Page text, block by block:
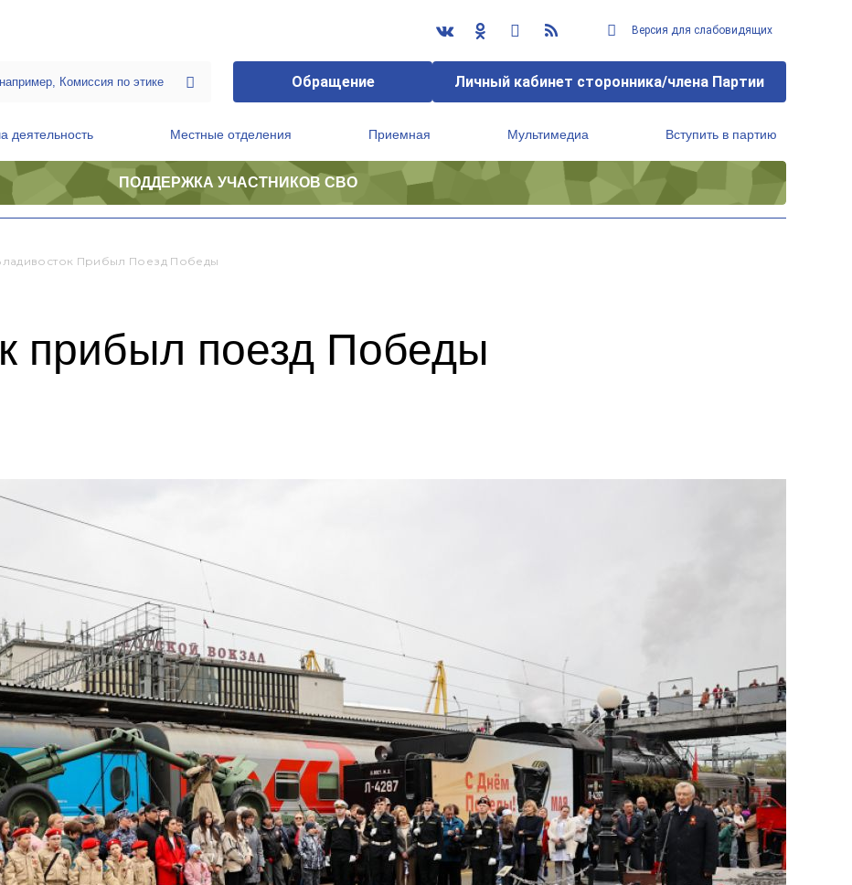
Версия для слабовидящих
Обращение Личный кабинет сторонника/члена Партии
деятельность Местные отделения Приемная Мультимедиа Вступить в партию
ПОДДЕРЖКА УЧАСТНИКОВ СВО
Прибыл Поезд Победы
прибыл поезд Победы